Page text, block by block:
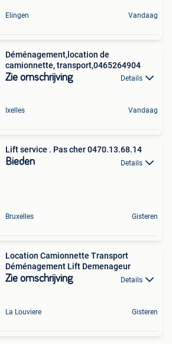
Elingen Vandaag
Déménagement,location de
camionnette, transport,0465264904
Zie omschrijving Details
Ixelles Vandaag
Lift service . Pas cher 0470.13.68.14
Bieden Details
Bruxelles Gisteren
Location Camionnette Transport
Déménagement Lift Demenageur
Zie omschrijving Details
La Louviere Gisteren